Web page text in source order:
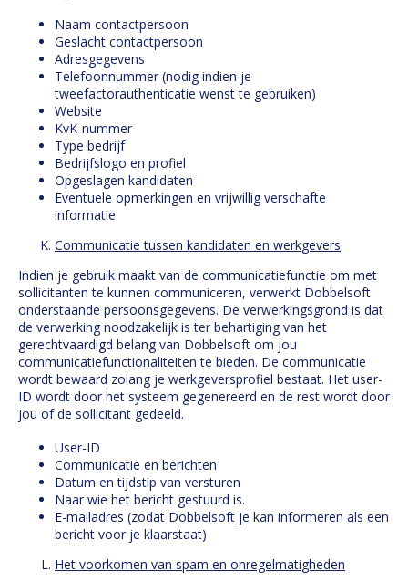
Naam contactpersoon
Geslacht contactpersoon
Adresgegevens
Telefoonnummer (nodig indien je
tweefactorauthenticatie wenst te gebruiken)
Website
KvK-nummer
Type bedrijf
Bedrijfslogo en profiel
Opgeslagen kandidaten
Eventuele opmerkingen en vrijwillig verschafte
informatie
Communicatie tussen kandidaten en werkgevers
Indien je gebruik maakt van de communicatiefunctie om met
sollicitanten te kunnen communiceren, verwerkt Dobbelsoft
onderstaande persoonsgegevens. De verwerkingsgrond is dat
de verwerking noodzakelijk is ter behartiging van het
gerechtvaardigd belang van Dobbelsoft om jou
communicatiefunctionaliteiten te bieden. De communicatie
wordt bewaard zolang je werkgeversprofiel bestaat. Het user-
ID wordt door het systeem gegenereerd en de rest wordt door
jou of de sollicitant gedeeld.
User-ID
Communicatie en berichten
Datum en tijdstip van versturen
Naar wie het bericht gestuurd is.
E-mailadres (zodat Dobbelsoft je kan informeren als een
bericht voor je klaarstaat)
Het voorkomen van spam en onregelmatigheden